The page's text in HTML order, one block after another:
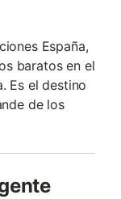
España,
baratos en el
Es el destino
de los